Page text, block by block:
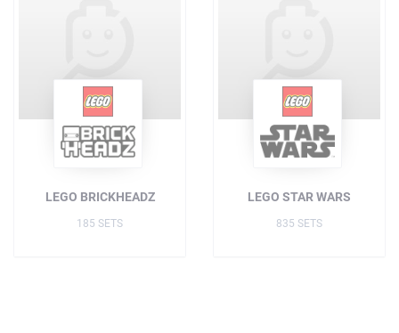
LEGO BRICKHEADZ
185 SETS
LEGO STAR WARS
835 SETS